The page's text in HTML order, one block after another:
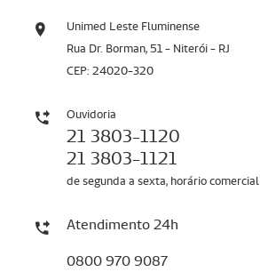
Unimed Leste Fluminense
Rua Dr. Borman, 51 - Niterói - RJ
CEP: 24020-320
Ouvidoria
21 3803-1120
21 3803-1121
de segunda a sexta, horário comercial
Atendimento 24h
0800 970 9087